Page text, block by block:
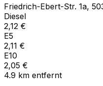
Friedrich-Ebert-Str. 1a,
Diesel
2,12 €
E5
2,11 €
E10
2,05 €
4.9 km entfernt